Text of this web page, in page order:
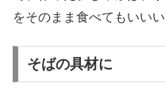
をそのまま食べてもいい
そばの具材に